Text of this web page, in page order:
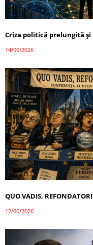
Criza politică prelungită
14/06/2026
QUO VADIS,
12/06/2026